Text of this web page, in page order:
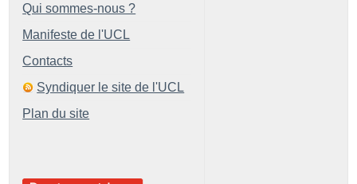
Qui sommes-nous ?
Manifeste de l'UCL
Contacts
Syndiquer le site de l'UCL
Plan du site